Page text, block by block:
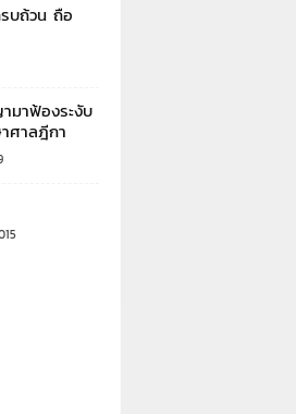
บถ้วน ถือ
มาฟ้องระงับ
ศาลฎีกา